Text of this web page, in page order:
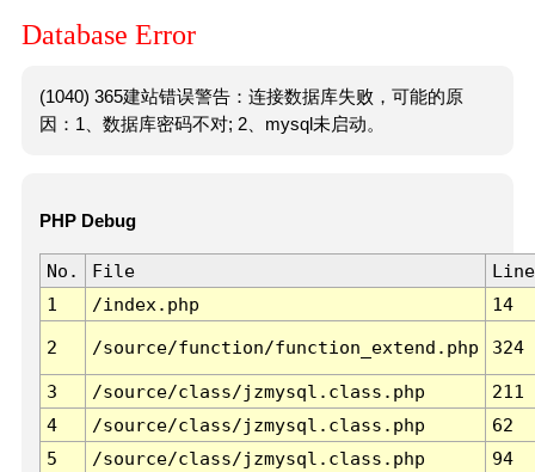
Database Error
(1040) 365建站错误警告：连接数据库失败，可能的原
因：1、数据库密码不对; 2、mysql未启动。
PHP Debug
No. File
Line
1
/index.php 14
2 /source/function/function_extend.php 324
3 /source/class/jzmysql.class.php
211
4
/source/class/jzmysql.class.php
62
5
/source/class/jzmysql.class.php
94